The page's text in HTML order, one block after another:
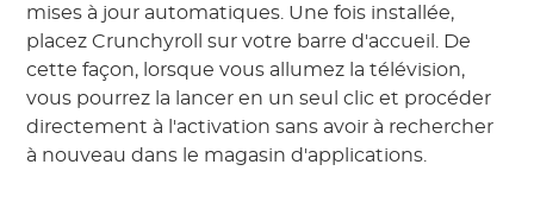
mises à jour automatiques. Une fois installée,
placez Crunchyroll sur votre barre d'accueil. De
cette façon, lorsque vous allumez la télévision,
vous pourrez la lancer en un seul clic et procéder
directement à l'activation sans avoir à rechercher
à nouveau dans le magasin d'applications.